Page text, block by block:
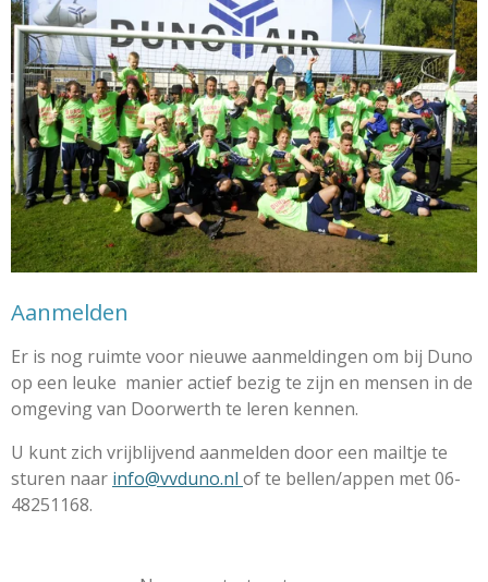
Aanmelden
Er is nog ruimte voor nieuwe aanmeldingen om bij Duno
op een leuke manier actief bezig te zijn en mensen in de
omgeving van Doorwerth te leren kennen.
U kunt zich vrijblijvend aanmelden dooreen mailtje te
sturen naar info@vvduno.nl of te bellen/appen met 06-
48251168.